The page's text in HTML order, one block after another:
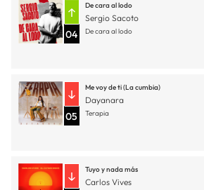
04
De cara al lodo
Sergio Sacoto
De cara al lodo
05
Me voy de ti (La cumbia)
Dayanara
Terapia
Tuyo y nada más
Carlos Vives